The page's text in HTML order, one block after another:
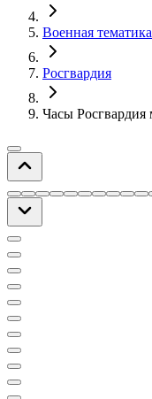
Военная тематика
Росгвардия
Часы Росгвардия